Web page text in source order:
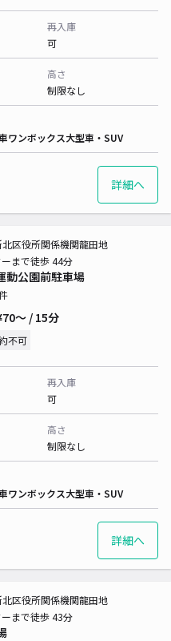
再入庫
可
高さ
制限なし
ワンボックス大型車・SUV
詳細へ
動公園前駐車場
区役所関係機関龍田地
まで徒歩 44分
〜 / 15分
不可
再入庫
可
高さ
制限なし
ワンボックス大型車・SUV
詳細へ
区役所関係機関龍田地
まで徒歩 43分